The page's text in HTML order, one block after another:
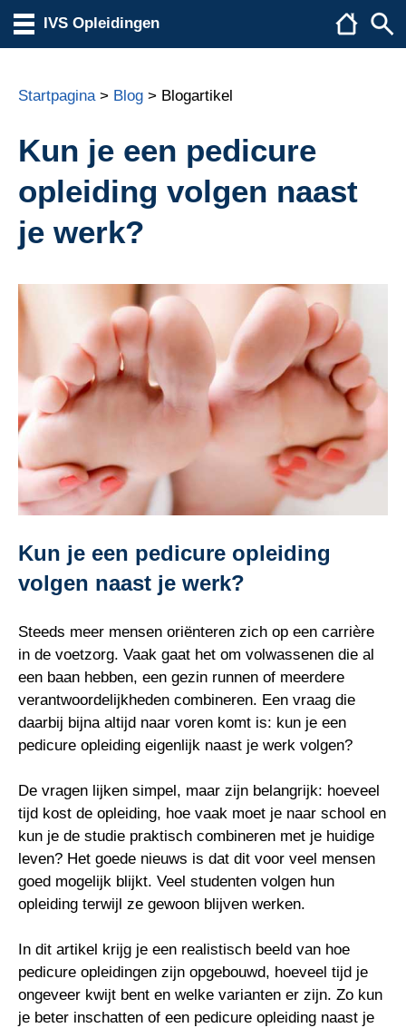
IVS Opleidingen
Startpagina> Blog > Blogartikel
Kun je een pedicure
opleiding volgen naast
je werk?
Kun je een pedicure opleiding
volgen naast je werk?
Steeds meer mensen oriënteren zich op een carrière
in de voetzorg. Vaak gaat het om volwassenen die al
een baan hebben, een gezin runnen of meerdere
verantwoordelijkheden combineren. Een vraag die
daarbij bijna altijd naar voren komt is: kun je een
pedicure opleiding eigenlijk naast je werk volgen?
De vragen lijken simpel, maar zijn belangrijk: hoeveel
tijd kost de opleiding, hoe vaak moet je naar school en
kun je de studie praktisch combineren met je huidige
leven? Het goede nieuws is dat dit voor veel mensen
goed mogelijk blijkt. Veel studenten volgen hun
opleiding terwijl ze gewoon blijven werken.
In dit artikel krijg je een realistisch beeld van hoe
pedicure opleidingen zijn opgebouwd, hoeveel tijd je
ongeveer kwijt bent en welke varianten er zijn. Zo kun
je beter inschatten of een pedicure opleiding naast je